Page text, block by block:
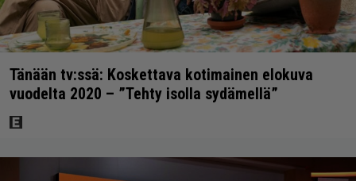
Tänään tv:ssä: Koskettava kotimainen elokuva
vuodelta 2020 – ”Tehty isolla sydämellä”